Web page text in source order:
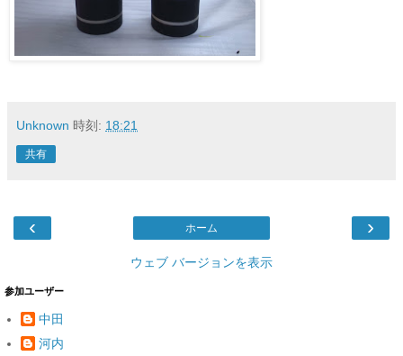
Unknown 時刻: 18:21
共有
‹ ›
ホーム
ウェブ バージョンを表示
参加ユーザー
中田
河内